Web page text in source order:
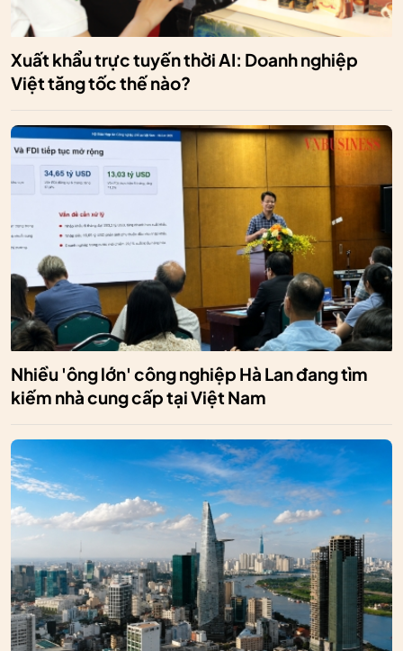
Xuất khẩu trực tuyến thời AI: Doanh nghiệp
Việt tăng tốc thế nào?
Nhiều 'ông lớn' công nghiệp Hà Lan đang tìm
kiếm nhà cung cấp tại Việt Nam